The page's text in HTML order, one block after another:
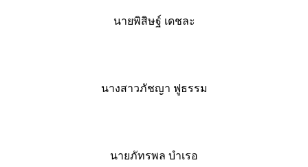
นายพิสิษฐ์ เดชละ
นางสาวภัชญา ฟูธรรม
นายภัทรพล บำเรอ